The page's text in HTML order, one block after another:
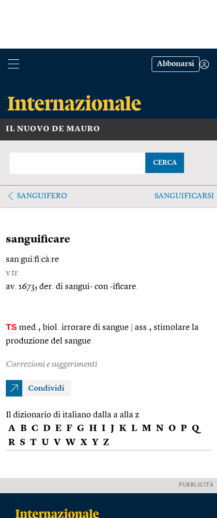
Abbonarsi
IL NUOVO DE MAURO
CERCA
SANGUIFERO SANGUIFICARSI
sanguificare
san gui fi cà re
v.tr.
av. 1673; der. di sangui- con -ificare.
TS med., biol. irrorare di sangue
ass., stimolare la
produzione del sangue
Correzioni e suggerimenti
Condividi
Il dizionario di italiano dalla a alla z
A B C D E F G H I J K L M N O P Q
R S T U V W X Y Z
PUBBLICITÀ